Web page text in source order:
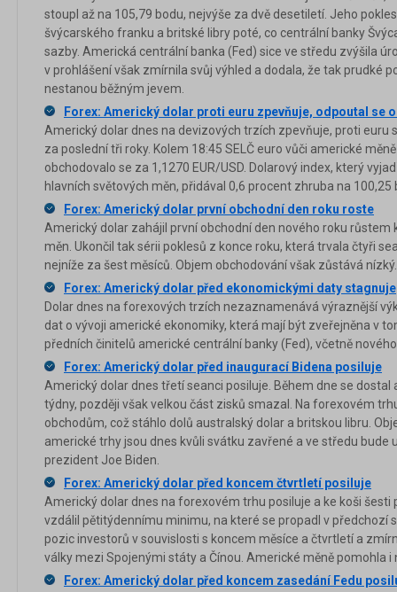
stoupl až na 105,79 bodu, nejvýše za dvě desetiletí. Jeho
švýcarského franku a britské libry poté, co centrální banky
sazby. Americká centrální banka (Fed) sice ve středu zvýšila
v prohlášení však zmírnila svůj výhled a dodala, že tak prudké
nestanou běžným jevem.
Forex: Americký dolar proti euru zpevňuje, odpoutal se
Americký dolar dnes na devizových trzích zpevňuje, proti euru
za poslední tři roky. Kolem 18:45 SELČ euro vůči americké
obchodovalo se za 1,1270 EUR/USD. Dolarový index, který
hlavních světových měn, přidával 0,6 procent zhruba na 100,25
Forex: Americký dolar první obchodní den roku roste
Americký dolar zahájil první obchodní den nového roku růstem
měn. Ukončil tak sérii poklesů z konce roku, která trvala čtyři
nejníže za šest měsíců. Objem obchodování však zůstává nízký.
Forex: Americký dolar před ekonomickými daty stagnuje
Dolar dnes na forexových trzích nezaznamenává výraznější
dat o vývoji americké ekonomiky, která mají být zveřejněna v
předních činitelů americké centrální banky (Fed), včetně
Forex: Americký dolar před inaugurací Bidena posiluje
Americký dolar dnes třetí seanci posiluje. Během dne se dostal
týdny, později však velkou část zisků smazal. Na forexovém
obchodům, což stáhlo dolů australský dolar a britskou libru.
americké trhy jsou dnes kvůli svátku zavřené a ve středu bude
prezident Joe Biden.
Forex: Americký dolar před koncem čtvrtletí posiluje
Americký dolar dnes na forexovém trhu posiluje a ke koši šesti
vzdálil pětitýdennímu minimu, na které se propadl v předchozí
pozic investorů v souvislosti s koncem měsíce a čtvrtletí a
války mezi Spojenými státy a Čínou. Americké měně pomohla i
Forex: Americký dolar před koncem zasedání Fedu